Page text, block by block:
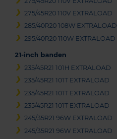
275/45R20 110V EXTRALOAD
285/40R20 108W EXTRALOAD
295/40R20 110W EXTRALOAD
21-inch banden
235/45R21 101H EXTRALOAD
235/45R21 101T EXTRALOAD
235/45R21 101T EXTRALOAD
235/45R21 101T EXTRALOAD
245/35R21 96W EXTRALOAD
245/35R21 96W EXTRALOAD